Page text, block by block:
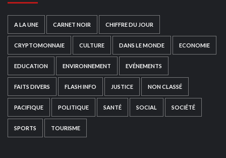
A LA UNE CARNET NOIR CHIFFRE DU JOUR
CRYPTOMONNAIE CULTURE DANS LE MONDE ECONOMIE
EDUCATION ENVIRONNEMENT EVÉNEMENTS
FAITS DIVERS FLASH INFO JUSTICE NON CLASSÉ
PACIFIQUE POLITIQUE SANTÉ SOCIAL SOCIÉTÉ
SPORTS TOURISME